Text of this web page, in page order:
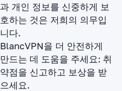
과 개인 정보를 신중하게 보
호하는 것은 저희의 의무입
니다.
BlancVPN을 더 안전하게
만드는 데 도움을 주세요: 취
약점을 신고하고 보상을 받
으세요.